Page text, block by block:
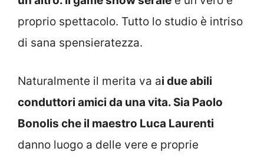
proprio spettacolo. Tutto lo studio è intriso
di sana spensieratezza.
Naturalmente il merita va ai due abili
conduttori amici da una vita. Sia Paolo
Bonolis che il maestro Luca Laurenti
danno luogo a delle vere e proprie